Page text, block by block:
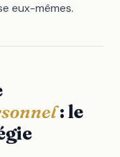
eux-mêmes.
: le